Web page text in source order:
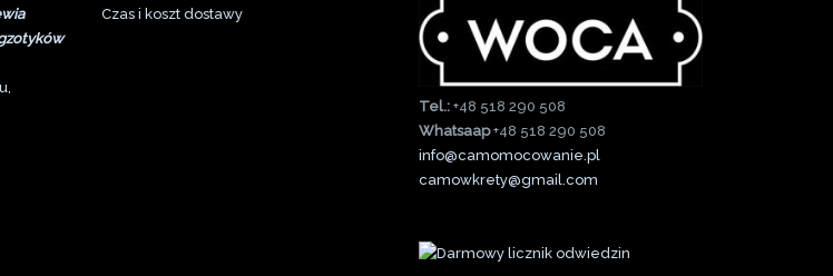
Czas i koszt dostawy
Tel.: +48 518 290 508
Whatsaap+48 518 290 508
info@camomocowanie.pl
camowkrety@gmail.com